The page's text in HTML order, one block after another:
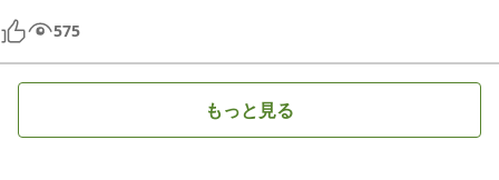
575
もっと見る